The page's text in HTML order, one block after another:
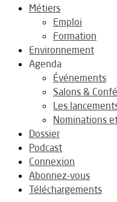
Métiers
Emploi
Formation
Environnement
Agenda
Événements
Salons &
Les
Nominations
Dossier
Podcast
Connexion
Abonnez-vous
Téléchargements